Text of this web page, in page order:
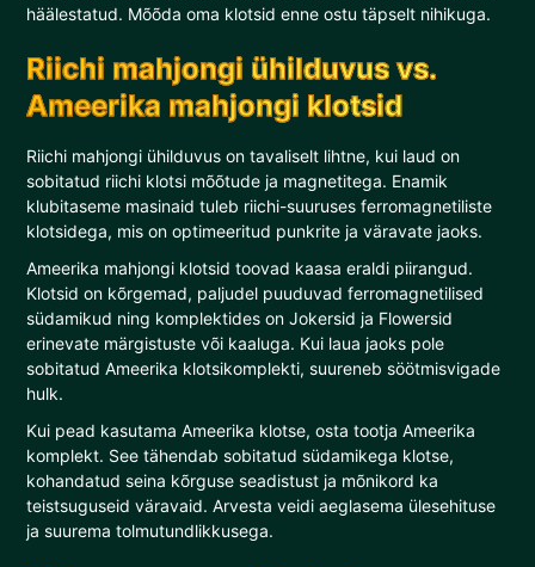
häälestatud. Mõõda oma klotsid enne ostu täpselt nihikuga.
Riichi mahjongi ühilduvus vs.
Ameerika mahjongi klotsid
Riichi mahjongi ühilduvus on tavaliselt lihtne, kui laud on
sobitatud riichi klotsi mõõtude ja magnetitega. Enamik
klubitaseme masinaid tuleb riichi-suuruses ferromagnetiliste
klotsidega, mis on optimeeritud punkrite ja väravate jaoks.
Ameerika mahjongi klotsid toovad kaasa eraldi piirangud.
Klotsid on kõrgemad, paljudel puuduvad ferromagnetilised
südamikud ning komplektides on Jokersid ja Flowersid
erinevate märgistuste või kaaluga. Kui laua jaoks pole
sobitatud Ameerika klotsikomplekti, suureneb söötmisvigade
hulk.
Kui pead kasutama Ameerika klotse, osta tootja Ameerika
komplekt. See tähendab sobitatud südamikega klotse,
kohandatud seina kõrguse seadistust ja mõnikord ka
teistsuguseid väravaid. Arvesta veidi aeglasema ülesehituse
ja suurema tolmutundlikkusega.